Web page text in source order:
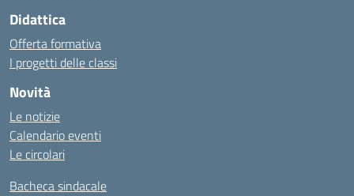
Didattica
Offerta formativa
I progetti delle classi
Novità
Le notizie
Calendario eventi
Le circolari
Bacheca sindacale